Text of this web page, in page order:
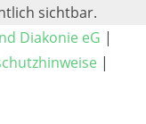
sichtbar.
Diakonie eG |
|